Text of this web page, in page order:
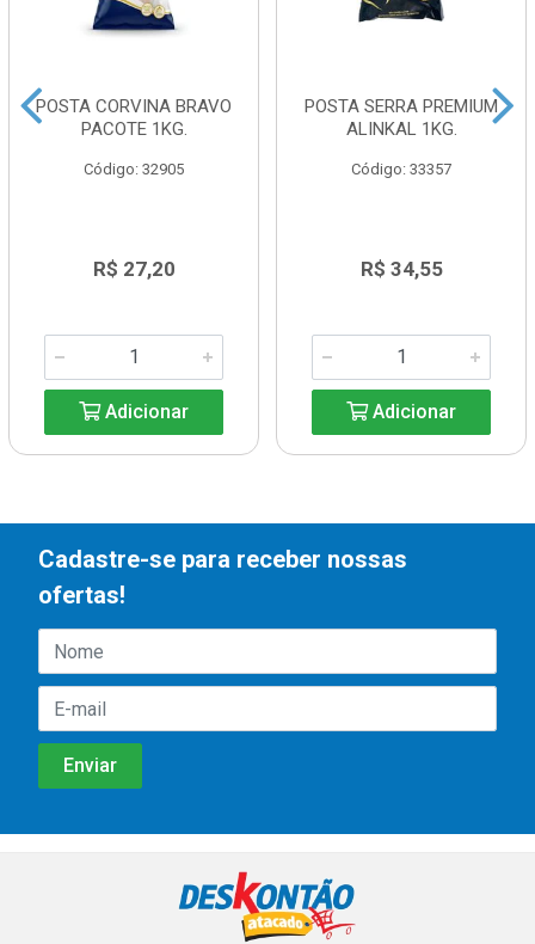
POSTA CORVINA BRAVO
PACOTE 1KG.
Código: 32905
R$ 27,20
Adicionar
POSTA SERRA PREMIUM
ALINKAL 1KG.
Código: 33357
R$ 34,55
Adicionar
Cadastre-se para receber nossas
ofertas!